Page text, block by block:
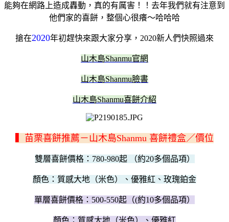
能夠在網路上造成轟動，真的有厲害！！ 去年我們就有注意到
他們家的喜餅，整個心很癢～哈哈哈
搶在2020年初趕快來跟大家分享，2020新人們快照過來
山木島Shanmu官網
山木島Shanmu臉書
山木島Shanmu喜餅介紹
▍苗栗喜餅推薦－山木島Shanmu 喜餅禮盒／價位
雙層喜餅價格：780-980起 （約20多個品項）
顏色：質感大地（米色）、優雅紅、玫瑰鉑金
單層喜餅價格：500-550起（(約10多個品項）
顏色：質感大地（米色）、優雅紅